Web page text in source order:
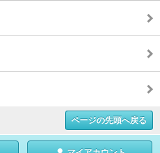
ページの先頭へ戻る